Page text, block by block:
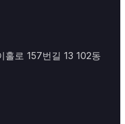
홀로 157번길 13 102동